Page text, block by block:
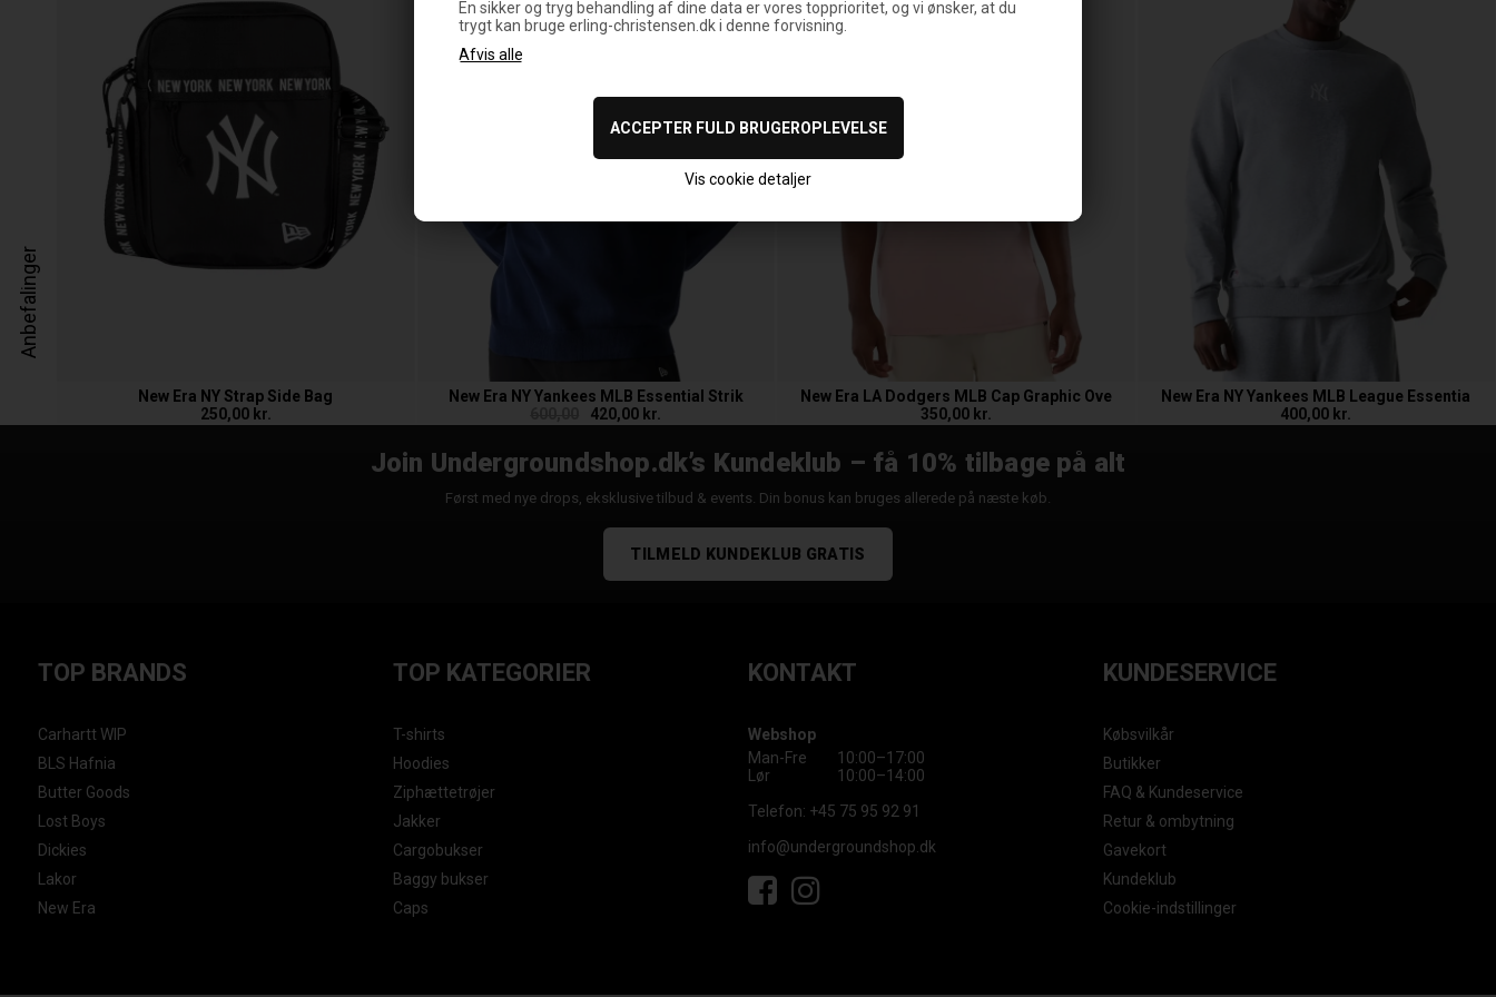
En sikker og tryg behandling af dine data er vores topprioritet, og vi ønsker, at du
trygt kan bruge erling-christensen.dk i denne forvisning.
Vis cookie detaljer
Anbefalinger
New Era NY Strap Side Bag
250,00 kr.
New Era NY Yankees MLB Essential Strik
420,00 kr.
New Era LA Dodgers MLB Cap Graphic Ove
350,00 kr.
New Era NY Yankees MLB League Essentia
400,00 kr.
Join Undergroundshop.dk’s Kundeklub – få 10% tilbage på alt
Først med nye drops, eksklusive tilbud & events. Din bonus kan bruges allerede på næste køb.
TILMELD KUNDEKLUB GRATIS
TOP BRANDS
Carhartt WIP
BLS Hafnia
Butter Goods
Lost Boys
Dickies
Lakor
New Era
TOP KATEGORIER
T-shirts
Hoodies
Ziphættetrøjer
Jakker
Cargobukser
Baggy bukser
Caps
KONTAKT
Webshop
Man-Fre
10:00–17:00
Lør
10:00–14:00
Telefon: +45 75 95 92 91
info@undergroundshop.dk
FacebookInstagram
KUNDESERVICE
Købsvilkår
Butikker
FAQ & Kundeservice
Retur & ombytning
Gavekort
Kundeklub
Cookie-indstillinger